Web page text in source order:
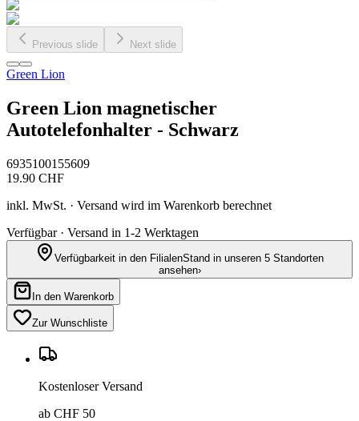
Previous slide Next slide
Green Lion
Green Lion magnetischer
Autotelefonhalter - Schwarz
6935100155609
19.90 CHF
inkl. MwSt. · Versand wird im Warenkorb berechnet
Verfügbar · Versand in 1-2 Werktagen
Verfügbarkeit in den FilialenStand in unseren 5 Standorten
ansehen›
In den Warenkorb
Zur Wunschliste
Kostenloser Versand
ab CHF 50